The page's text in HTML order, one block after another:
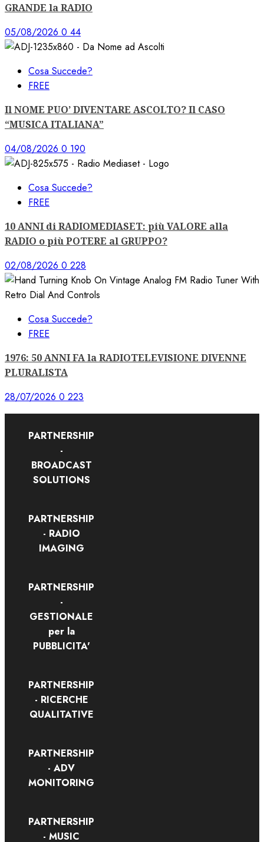
GRANDE la RADIO
05/08/2026 0 44
Cosa Succede?
FREE
Il NOME PUO’ DIVENTARE ASCOLTO? Il CASO
“MUSICA ITALIANA”
04/08/2026 0 190
Cosa Succede?
FREE
10 ANNI di RADIOMEDIASET: più VALORE alla
RADIO o più POTERE al GRUPPO?
02/08/2026 0 228
Cosa Succede?
FREE
1976: 50 ANNI FA la RADIOTELEVISIONE DIVENNE
PLURALISTA
28/07/2026 0 223
PARTNERSHIP
-
BROADCAST
SOLUTIONS
PARTNERSHIP
- RADIO
IMAGING
PARTNERSHIP
-
GESTIONALE
per la
PUBBLICITA'
PARTNERSHIP
- RICERCHE
QUALITATIVE
PARTNERSHIP
- ADV
MONITORING
PARTNERSHIP
- MUSIC